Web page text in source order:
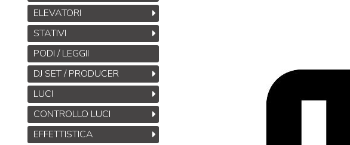
ELEVATORI
STATIVI
PODI / LEGGII
DJ SET / PRODUCER
LUCI
CONTROLLO LUCI
EFFETTISTICA